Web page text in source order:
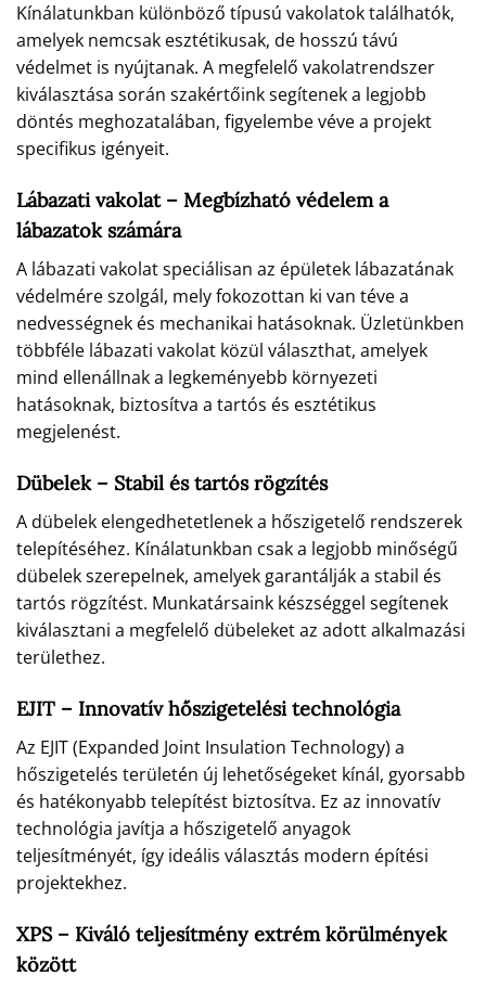
Kínálatunkban különböző típusú vakolatok találhatók,
amelyek nemcsak esztétikusak, de hosszú távú
védelmet is nyújtanak. A megfelelő vakolatrendszer
kiválasztása során szakértőink segítenek a legjobb
döntés meghozatalában, figyelembe véve a projekt
specifikus igényeit.
Lábazati vakolat – Megbízható védelem a
lábazatok számára
A lábazati vakolat speciálisan az épületek lábazatának
védelmére szolgál, mely fokozottan ki van téve a
nedvességnek és mechanikai hatásoknak. Üzletünkben
többféle lábazati vakolat közül választhat, amelyek
mind ellenállnak a legkeményebb környezeti
hatásoknak, biztosítva a tartós és esztétikus
megjelenést.
Dübelek – Stabil és tartós rögzítés
A dübelek elengedhetetlenek a hőszigetelő rendszerek
telepítéséhez. Kínálatunkban csak a legjobb minőségű
dübelek szerepelnek, amelyek garantálják a stabil és
tartós rögzítést. Munkatársaink készséggel segítenek
kiválasztani a megfelelő dübeleket az adott alkalmazási
területhez.
EJIT – Innovatív hőszigetelési technológia
Az EJIT (Expanded Joint Insulation Technology) a
hőszigetelés területén új lehetőségeket kínál, gyorsabb
és hatékonyabb telepítést biztosítva. Ez az innovatív
technológia javítja a hőszigetelő anyagok
teljesítményét, így ideális választás modern építési
projektekhez.
XPS – Kiváló teljesítmény extrém körülmények
között